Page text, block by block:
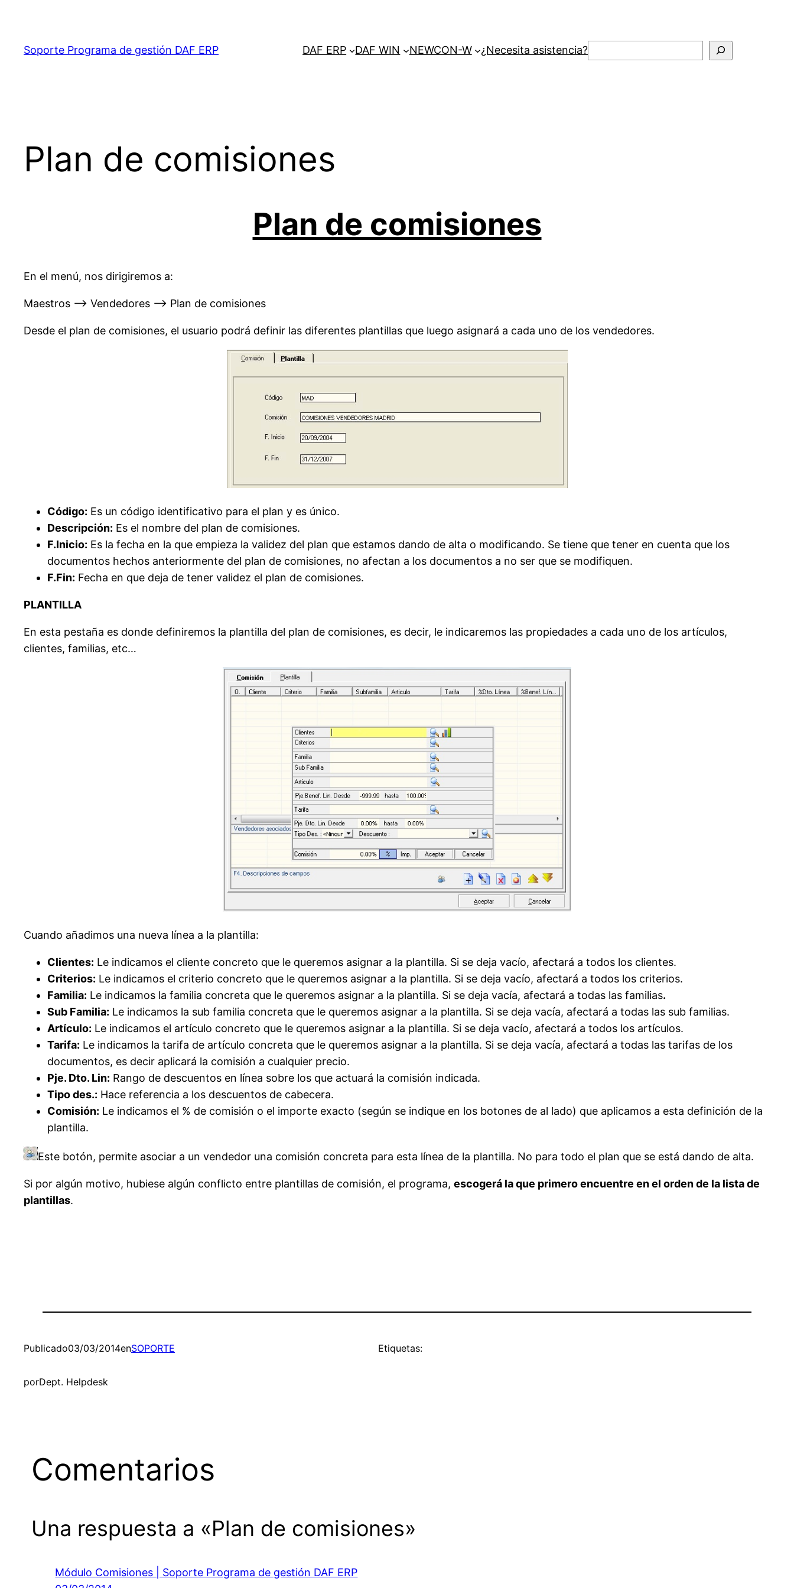
contenido
Soporte Programa de gestión DAF ERP DAF ERP DAF WIN NEWCON-W ¿Necesita asistencia?Buscar
Plan de comisiones
Plan de comisiones
En el menú, nos dirigiremos a:
Maestros –> Vendedores –> Plan de comisiones
Desde el plan de comisiones, el usuario podrá definir las diferentes plantillas que luego asignará a cada uno de los vendedores.
Código: Es un código identificativo para el plan y es único.
Descripción: Es el nombre del plan de comisiones.
F.Inicio: Es la fecha en la que empieza la validez del plan que estamos dando de alta o modificando. Se tiene que tener en cuenta que los
documentos hechos anteriormente del plan de comisiones, no afectan a los documentos a no ser que se modifiquen.
F.Fin: Fecha en que deja de tener validez el plan de comisiones.
PLANTILLA
En esta pestaña es donde definiremos la plantilla del plan de comisiones, es decir, le indicaremos las propiedades a cada uno de los artículos,
clientes, familias, etc…
Cuando añadimos una nueva línea a la plantilla:
Clientes: Le indicamos el cliente concreto que le queremos asignar a la plantilla. Si se deja vacío, afectará a todos los clientes.
Criterios: Le indicamos el criterio concreto que le queremos asignar a la plantilla. Si se deja vacío, afectará a todos los criterios.
Familia: Le indicamos la familia concreta que le queremos asignar a la plantilla. Si se deja vacía, afectará a todas las familias.
Sub Familia: Le indicamos la sub familia concreta que le queremos asignar a la plantilla. Si se deja vacía, afectará a todas las sub familias.
Artículo: Le indicamos el artículo concreto que le queremos asignar a la plantilla. Si se deja vacío, afectará a todos los artículos.
Tarifa: Le indicamos la tarifa de artículo concreta que le queremos asignar a la plantilla. Si se deja vacía, afectará a todas las tarifas de los
documentos, es decir aplicará la comisión a cualquier precio.
Pje. Dto. Lin: Rango de descuentos en línea sobre los que actuará la comisión indicada.
Tipo des.: Hace referencia a los descuentos de cabecera.
Comisión: Le indicamos el % de comisión o el importe exacto (según se indique en los botones de al lado) que aplicamos a esta definición de la
plantilla.
Este botón, permite asociar a un vendedor una comisión concreta para esta línea de la plantilla. No para todo el plan que se está dando de alta.
Si por algún motivo, hubiese algún conflicto entre plantillas de comisión, el programa, escogerá la que primero encuentre en el orden de la lista de
plantillas.
Publicado03/03/2014enSOPORTE
porDept. Helpdesk
Etiquetas:
Comentarios
Una respuesta a «Plan de comisiones»
Módulo Comisiones | Soporte Programa de gestión DAF ERP